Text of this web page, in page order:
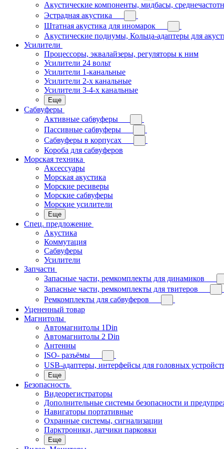
Акустические компоненты, мидбасы,
Эстрадная акустика
Штатная акустика для иномарок
Акустические подиумы, Кольца-адаптеры для
Усилители
Процессоры, эквалайзеры, регуляторы к ним
Усилители 24 вольт
Усилители 1-канальные
Усилители 2-х канальные
Усилители 3-4-х канальные
Еще
Сабвуферы
Активные сабвуферы
Пассивные сабвуферы
Сабвуферы в корпусах
Короба для сабвуферов
Морская техника
Аксессуары
Морская акустика
Морские ресиверы
Морские сабвуферы
Морские усилители
Еще
Спец. предложение
Акустика
Коммутация
Сабвуферы
Усилители
Запчасти
Запасные части, ремкомплекты для динамиков
Запасные части, ремкомплекты для твитеров
Ремкомплекты для сабвуферов
Уцененный товар
Магнитолы
Автомагнитолы 1Din
Автомагнитолы 2 Din
Антенны
ISO- разъёмы
USB-адаптеры, интерфейсы для головных
Еще
Безопасность
Видеорегистраторы
Дополнительные системы безопасности и
Навигаторы портативные
Охранные системы, сигнализации
Парктроники, датчики парковки
Еще